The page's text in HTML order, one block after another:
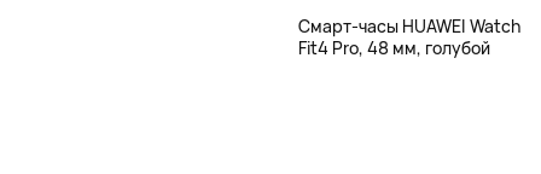
Смарт-часы HUAWEI Watch
Fit4 Pro, 48 мм, голубой